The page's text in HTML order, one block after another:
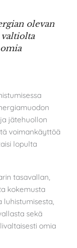
olevan
jätehuollon
voimankäyttöä
lopulta
tasavallan,
kokemusta
sekä
omia